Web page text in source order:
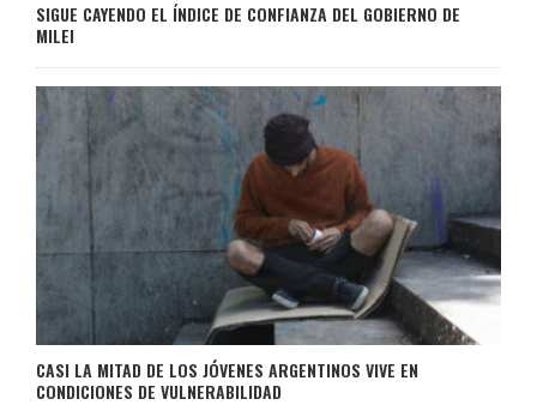
SIGUE CAYENDO EL ÍNDICE DE CONFIANZA DEL GOBIERNO DE
MILEI
CASI LA MITAD DE LOS JÓVENES ARGENTINOS VIVE EN
CONDICIONES DE VULNERABILIDAD